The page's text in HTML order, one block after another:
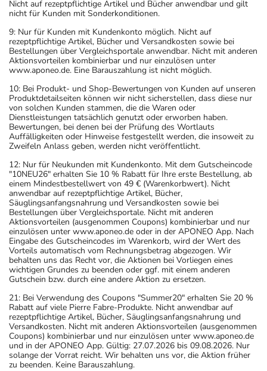
Nicht auf rezeptpflichtige Artikel und Bücher anwendbar und gilt
nicht für Kunden mit Sonderkonditionen.
9: Nur für Kunden mit Kundenkonto möglich. Nicht auf
rezeptpflichtige Artikel, Bücher und Versandkosten sowie bei
Bestellungen über Vergleichsportale anwendbar. Nicht mit anderen
Aktionsvorteilen kombinierbar und nur einzulösen unter
www.aponeo.de. Eine Barauszahlung ist nicht möglich.
10: Bei Produkt- und Shop-Bewertungen von Kunden auf unseren
Produktdetailseiten können wir nicht sicherstellen, dass diese nur
von solchen Kunden stammen, die die Waren oder
Dienstleistungen tatsächlich genutzt oder erworben haben.
Bewertungen, bei denen bei der Prüfung des Wortlauts
Auffälligkeiten oder Hinweise festgestellt werden, die insoweit zu
Zweifeln Anlass geben, werden nicht veröffentlicht.
12: Nur für Neukunden mit Kundenkonto. Mit dem Gutscheincode
"10NEU26" erhalten Sie 10 % Rabatt für Ihre erste Bestellung, ab
einem Mindestbestellwert von 49 € (Warenkorbwert). Nicht
anwendbar auf rezeptpflichtige Artikel, Bücher,
Säuglingsanfangsnahrung und Versandkosten sowie bei
Bestellungen über Vergleichsportale. Nicht mit anderen
Aktionsvorteilen (ausgenommen Coupons) kombinierbar und nur
einzulösen unter www.aponeo.de oder in der APONEO App. Nach
Eingabe des Gutscheincodes im Warenkorb, wird der Wert des
Vorteils automatisch vom Rechnungsbetrag abgezogen. Wir
behalten uns das Recht vor, die Aktionen bei Vorliegen eines
wichtigen Grundes zu beenden oder ggf. mit einem anderen
Gutschein bzw. durch eine andere Aktion zu ersetzen.
21: Bei Verwendung des Coupons "Summer20" erhalten Sie 20 %
Rabatt auf viele Pierre Fabre-Produkte. Nicht anwendbar auf
rezeptpflichtige Artikel, Bücher, Säuglingsanfangsnahrung und
Versandkosten. Nicht mit anderen Aktionsvorteilen (ausgenommen
Coupons) kombinierbar und nur einzulösen unter www.aponeo.de
und in der APONEO App. Gültig: 27.07.2026 bis 09.08.2026. Nur
solange der Vorrat reicht. Wir behalten uns vor, die Aktion früher
zu beenden. Keine Barauszahlung.